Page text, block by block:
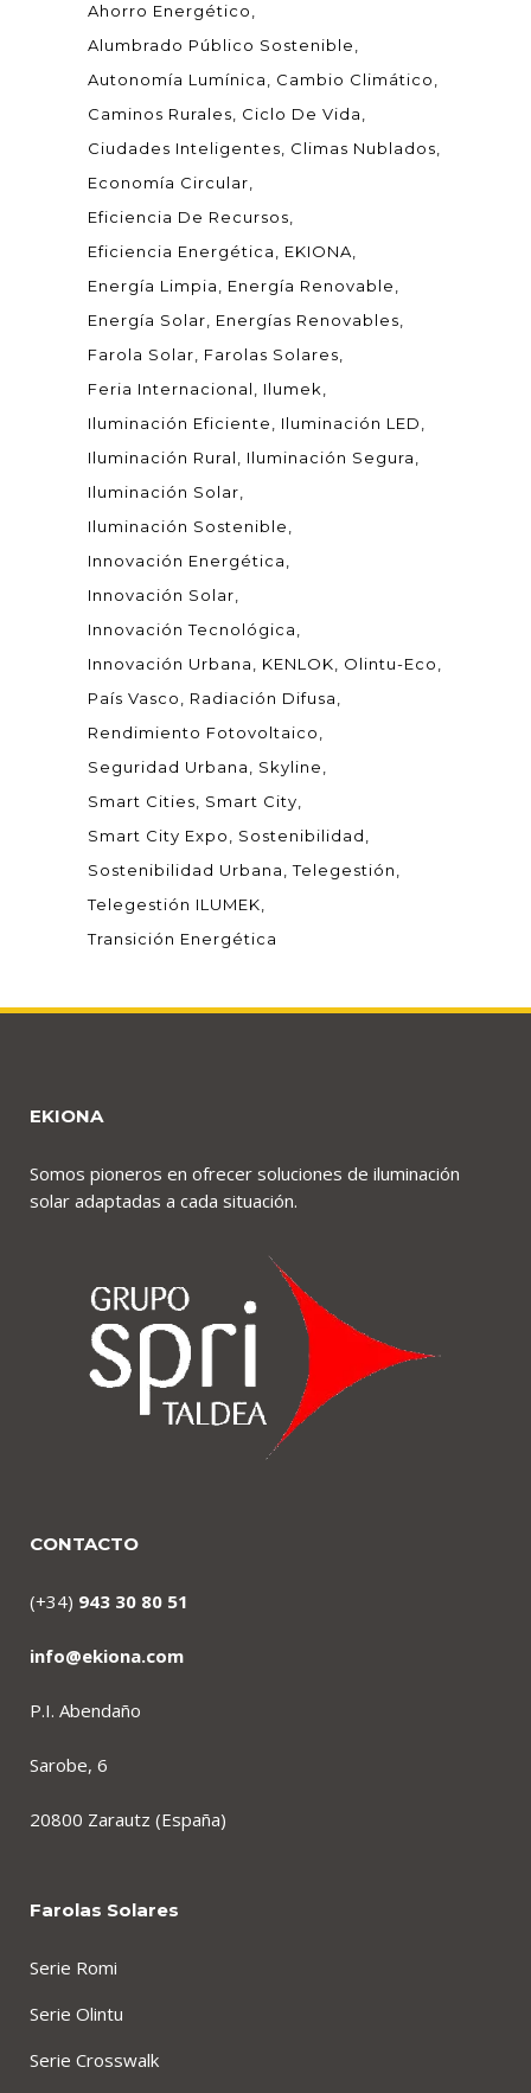
Ahorro Energético
Alumbrado Público Sostenible
Autonomía Lumínica
Cambio Climático
Caminos Rurales
Ciclo De Vida
Ciudades Inteligentes
Climas Nublados
Economía Circular
Eficiencia De Recursos
Eficiencia Energética
EKIONA
Energía Limpia
Energía Renovable
Energía Solar
Energías Renovables
Farola Solar
Farolas Solares
Feria Internacional
Ilumek
Iluminación Eficiente
Iluminación LED
Iluminación Rural
Iluminación Segura
Iluminación Solar
Iluminación Sostenible
Innovación Energética
Innovación Solar
Innovación Tecnológica
Innovación Urbana
KENLOK
Olintu-Eco
País Vasco
Radiación Difusa
Rendimiento Fotovoltaico
Seguridad Urbana
Skyline
Smart Cities
Smart City
Smart City Expo
Sostenibilidad
Sostenibilidad Urbana
Telegestión
Telegestión ILUMEK
Transición Energética
EKIONA
Somos pioneros en ofrecer soluciones de iluminación
solar adaptadas a cada situación.
CONTACTO
(+34) 943 30 80 51
info@ekiona.com
P.I. Abendaño
Sarobe, 6
20800 Zarautz (España)
Farolas Solares
Serie Romi
Serie Olintu
Serie Crosswalk